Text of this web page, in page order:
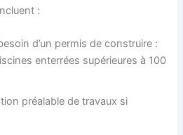
:
d’un permis de construire :
enterrées supérieures à 100
préalable de travaux si